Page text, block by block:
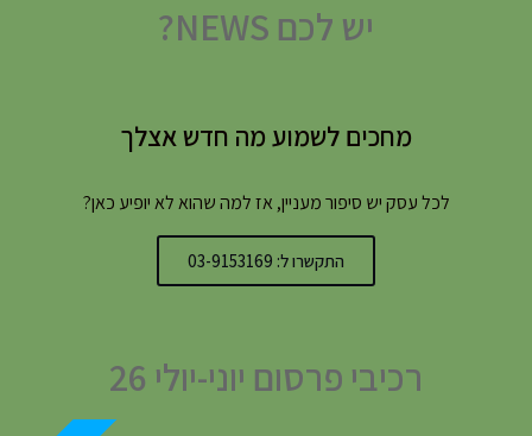
יש לכם NEWS?
מחכים לשמוע מה חדש אצלך
לכל עסק יש סיפור מעניין, אז למה שהוא לא יופיע כאן?
התקשרו ל: 03-9153169
רכיבי פרסום יוני-יולי 26